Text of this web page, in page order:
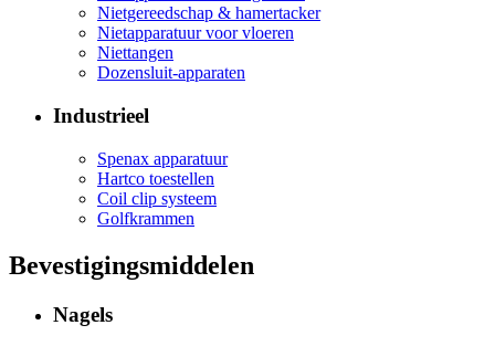
Nietgereedschap & hamertacker
Nietapparatuur voor vloeren
Niettangen
Dozensluit-apparaten
Industrieel
Spenax apparatuur
Hartco toestellen
Coil clip systeem
Golfkrammen
Bevestigingsmiddelen
Nagels